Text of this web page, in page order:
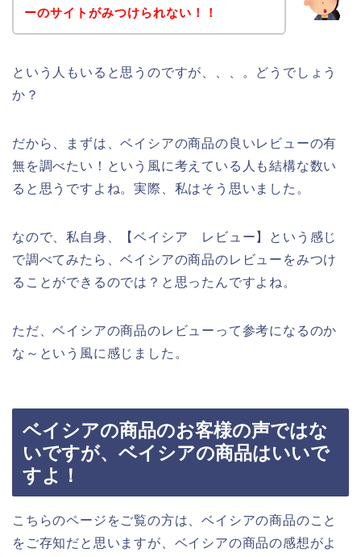
ーのサイトがみつけられない！！
という人もいると思うのですが、、、。どうでしょう
か？
だから、まずは、ベイシアの商品の良いレビューの有
無を調べたい！という風に考えている人も結構な数い
ると思うですよね。実際、私はそう思いました。
なので、私自身、【ベイシア レビュー】という感じ
で調べてみたら、ベイシアの商品のレビューをみつけ
ることができるのでは？と思ったんですよね。
ただ、ベイシアの商品のレビューって参考になるのか
な～という風に感じました。
ベイシアの商品のお客様の声ではな
いですが、ベイシアの商品はいいで
すよ！
こちらのページをご覧の方は、ベイシアの商品のこと
をご存知だと思いますが、ベイシアの商品の感想がよ